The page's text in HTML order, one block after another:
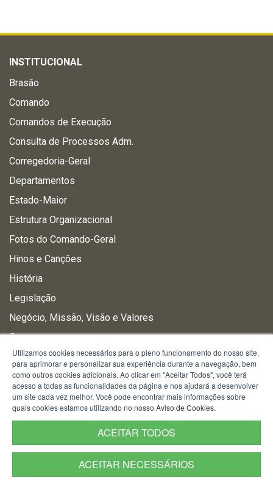
INSTITUCIONAL
Brasão
Comando
Comandos de Execução
Consulta de Processos Adm.
Corregedoria-Geral
Departamentos
Estado-Maior
Estrutura Organizacional
Fotos do Comando-Geral
Hinos e Canções
História
Legislação
Negócio, Missão, Visão e Valores
Organograma
Planejamento Estratégico
COMUNICAÇÃO
Assessoria Parlamentar
Nota de Pesar
Utilizamos cookies necessários para o pleno funcionamento do nosso site,
para aprimorar e personalizar sua experiência durante a navegação, bem
como outros cookies adicionais. Ao clicar em "Aceitar Todos", você terá
acesso a todas as funcionalidades da página e nos ajudará a desenvolver
um site cada vez melhor. Você pode encontrar mais informações sobre
quais cookies estamos utilizando no nosso Aviso de Cookies.
ACEITAR TODOS
ACEITAR NECESSÁRIOS